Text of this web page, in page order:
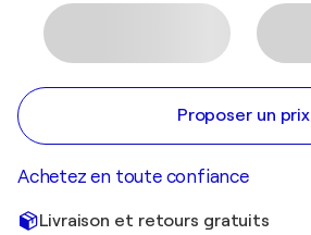
Proposer un prix
Achetez en toute confiance
Livraison et retours gratuits